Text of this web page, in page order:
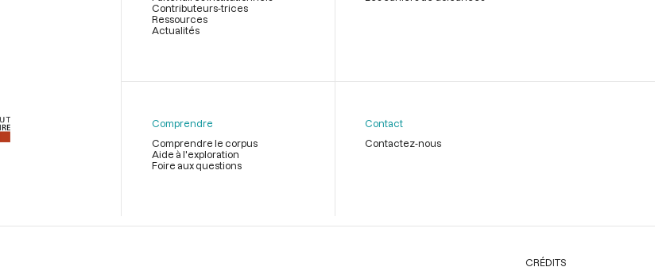
page
Contributeurs-trices
Ressources
Actualités
Comprendre
Comprendre le corpus
Aide à l'exploration
Foire aux questions
Contact
Contactez-nous
CRÉDITS